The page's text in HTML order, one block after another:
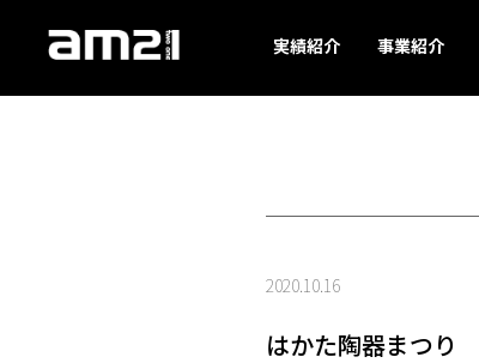
実績紹介 事業紹介
2020.10.16
はかた陶器まつり